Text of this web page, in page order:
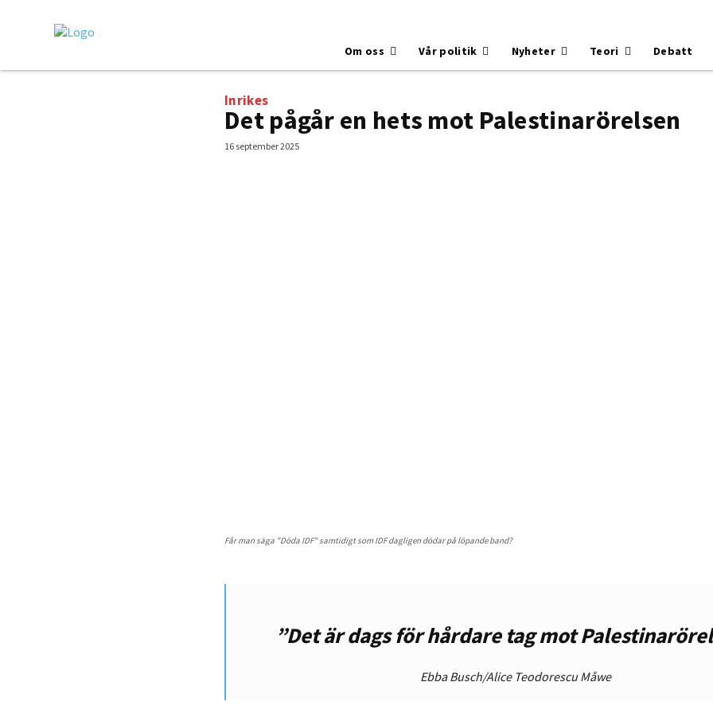
Om oss Vår politik Nyheter Teori Debatt
Inrikes
Det pågår en hets mot Palestinarörelsen
16 september 2025
Får man säga "Döda IDF" samtidigt som IDF dagligen dödar på löpande band?
”Det är dags för hårdare tag mot
Ebba Busch/Alice Teodorescu Måwe